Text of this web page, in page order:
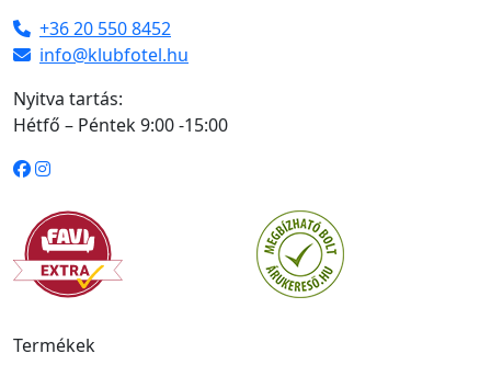
+36 20 550 8452
info@klubfotel.hu
Nyitva tartás:
Hétfő – Péntek 9:00 -15:00
Termékek